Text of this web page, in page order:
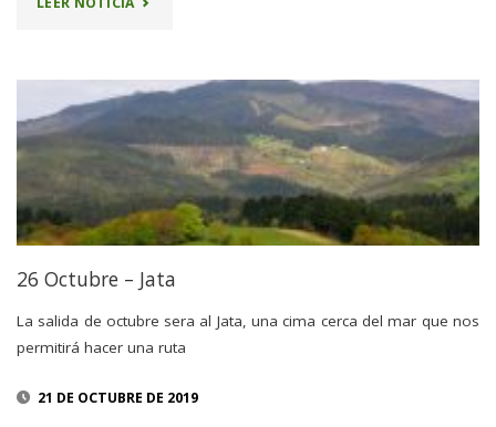
JATA"
26 Octubre – Jata
La salida de octubre sera al Jata, una cima cerca del mar que nos
permitirá hacer una ruta
21 DE OCTUBRE DE 2019